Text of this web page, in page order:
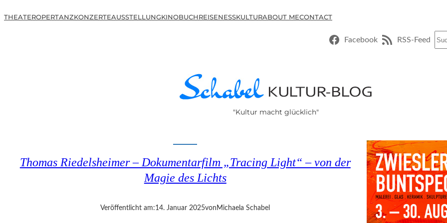
THEATEROPERTANZKONZERTEAUSSTELLUNGKINOBUCHREISENESSKULTURABOUT MECONTACT
Facebook RSS-Feed
"Kultur macht glücklich"
Thomas Riedelsheimer – Dokumentarfilm „Tracing Light“ – von der
Magie des Lichts
Veröffentlicht am:14. Januar 2025von Michaela Schabel